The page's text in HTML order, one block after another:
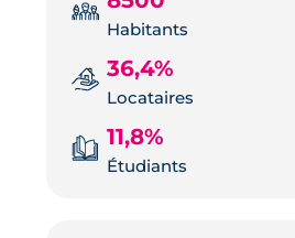
Habitants
36,4%
Locataires
11,8%
Étudiants